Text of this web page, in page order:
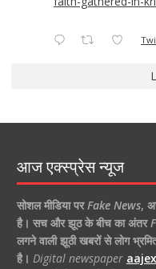
आज एक्स्प्रेस न्यूज
सोशल मीडिया परFake News,
है। सच और झूठ के बीच का अंतर
लगने वाली झूठी खबरों से लोग
है। Digital newspaper